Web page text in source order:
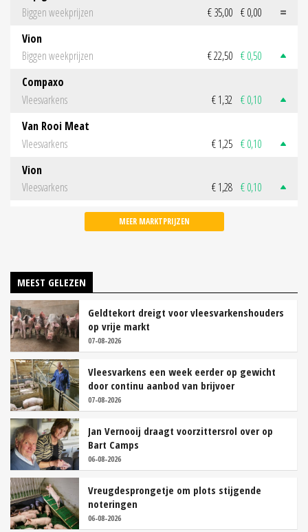
Biggen weekprijzen
€ 35,00 € 0,00
Vion
Biggen weekprijzen
€ 22,50 € 0,50
Compaxo
Vleesvarkens
€ 1,32 € 0,10
Van Rooi Meat
Vleesvarkens
€ 1,25 € 0,10
Vion
Vleesvarkens
€ 1,28 € 0,10
MEER MARKTPRIJZEN
MEEST GELEZEN
Geldtekort dreigt voor vleesvarkenshouders
op vrije markt
07-08-2026
Vleesvarkens een week eerder op gewicht
door continu aanbod van brijvoer
07-08-2026
Jan Vernooij draagt voorzittersrol over op
Bart Camps
06-08-2026
Vreugdesprongetje om plots stijgende
noteringen
06-08-2026